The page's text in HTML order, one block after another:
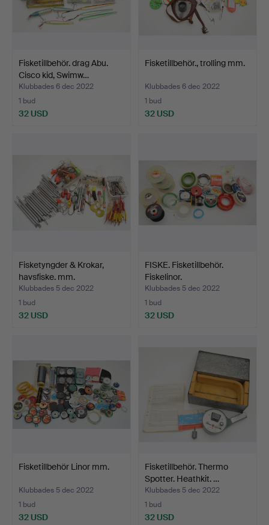
Fisketillbehör. drag Abu.
Cisco kid, Swimw…
Klubbades 6 dec 2022
1 bud
32 USD
Fisketillbehör., trolling mm.
Klubbades 6 dec 2022
1 bud
32 USD
Fisketyngder & Krokar,
havsfiske. mm.
Klubbades 5 dec 2022
1 bud
32 USD
FISKE. Fisketillbehör.
Fiskelinor.
Klubbades 5 dec 2022
1 bud
32 USD
Fisketillbehör Linor mm.
Klubbades 5 dec 2022
1 bud
32 USD
Fisketillbehör. Thermo
Spotter. Heathkit. …
Klubbades 5 dec 2022
1 bud
32 USD